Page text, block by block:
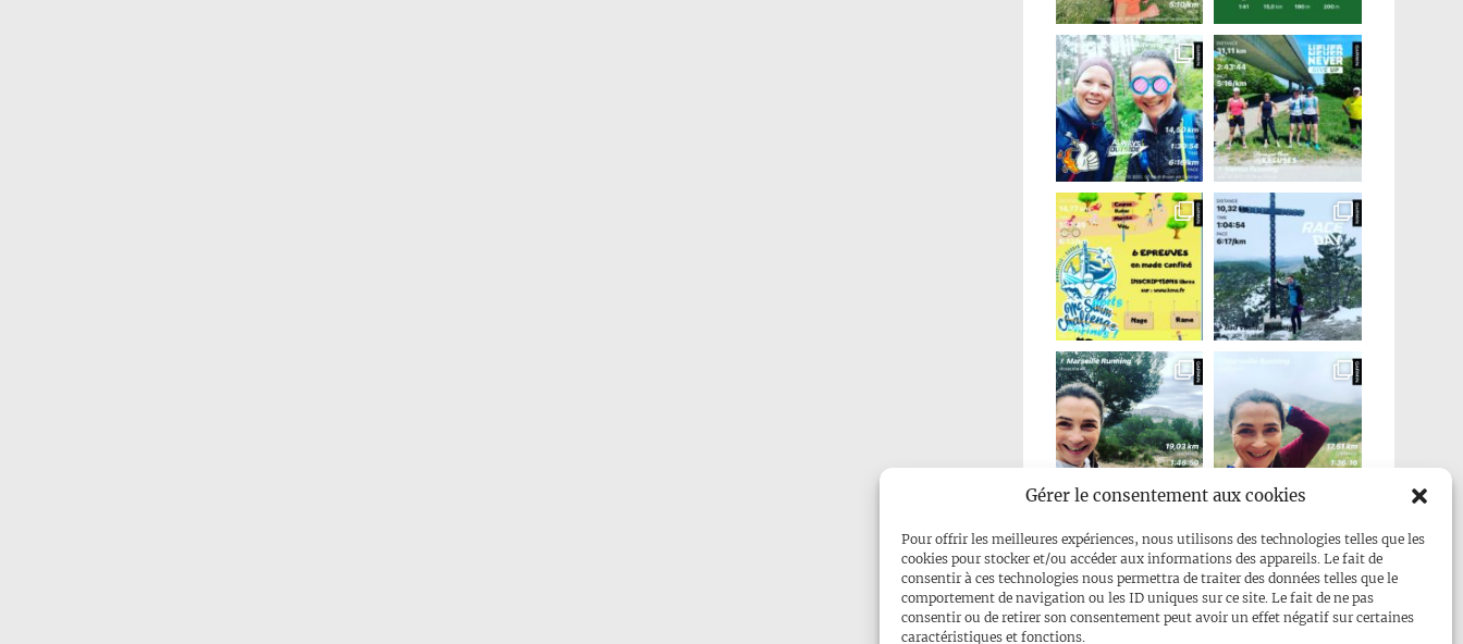
Gérer le consentement aux cookies
Pour offrir les meilleures expériences, nous utilisons des technologies telles que les
cookies pour stocker et/ou accéder aux informations des appareils. Le fait de
consentir à ces technologies nous permettra de traiter des données telles que le
comportement de navigation ou les ID uniques sur ce site. Le fait de ne pas
consentir ou de retirer son consentement peut avoir un effet négatif sur certaines
caractéristiques et fonctions.
Mehr anzeigen...
Folge uns auf Instagram